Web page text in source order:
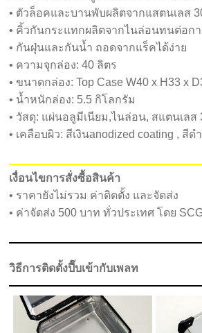
• ตัวล็อคและบานพับผลิตจากแสตนเลส
• คิ้วกันกระแทกผลิตจากไนล่อนทนต่อก
• กันฝุ่นและกันน้ำ ถอดจากแร็คได้ง่าย
• ความจุกล่อง: 40 ลิตร
• ขนาดกล่อง: Top Case W40 x H33 x
• น้ำหนักล่อง: 5.5 กิโลกรัม
• วัสดุ: แผ่นอลูมีเนียม,ไนล่อน, สแตนเลส
• เคลือบผิว: สีเงินanodized coating , สี
เงื่อนไขการสั่งซื้อสินค้า
• ราคายังไม่รวม ค่าติดตั้ง และจัดส่ง
• ค่าจัดส่ง 500 บาท ทั่วประเทศ โดย
วิธีการติดตั้งปี๊บเข้ากับเพลท